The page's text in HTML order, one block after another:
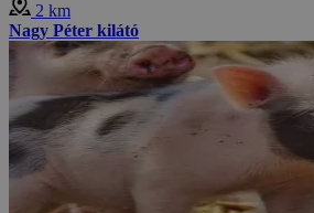
2 km
Nagy Péter kilátó